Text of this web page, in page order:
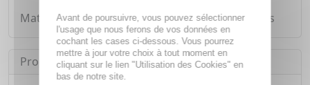
Matifiant 12h: Test consommateur 81 personnes
Produits équivalents
Avant de poursuivre, vous pouvez sélectionner
l'usage que nous ferons de vos données en
cochant les cases ci-dessous. Vous pourrez
mettre à jour votre choix à tout moment en
cliquant sur le lien "Utilisation des Cookies" en
bas de notre site.